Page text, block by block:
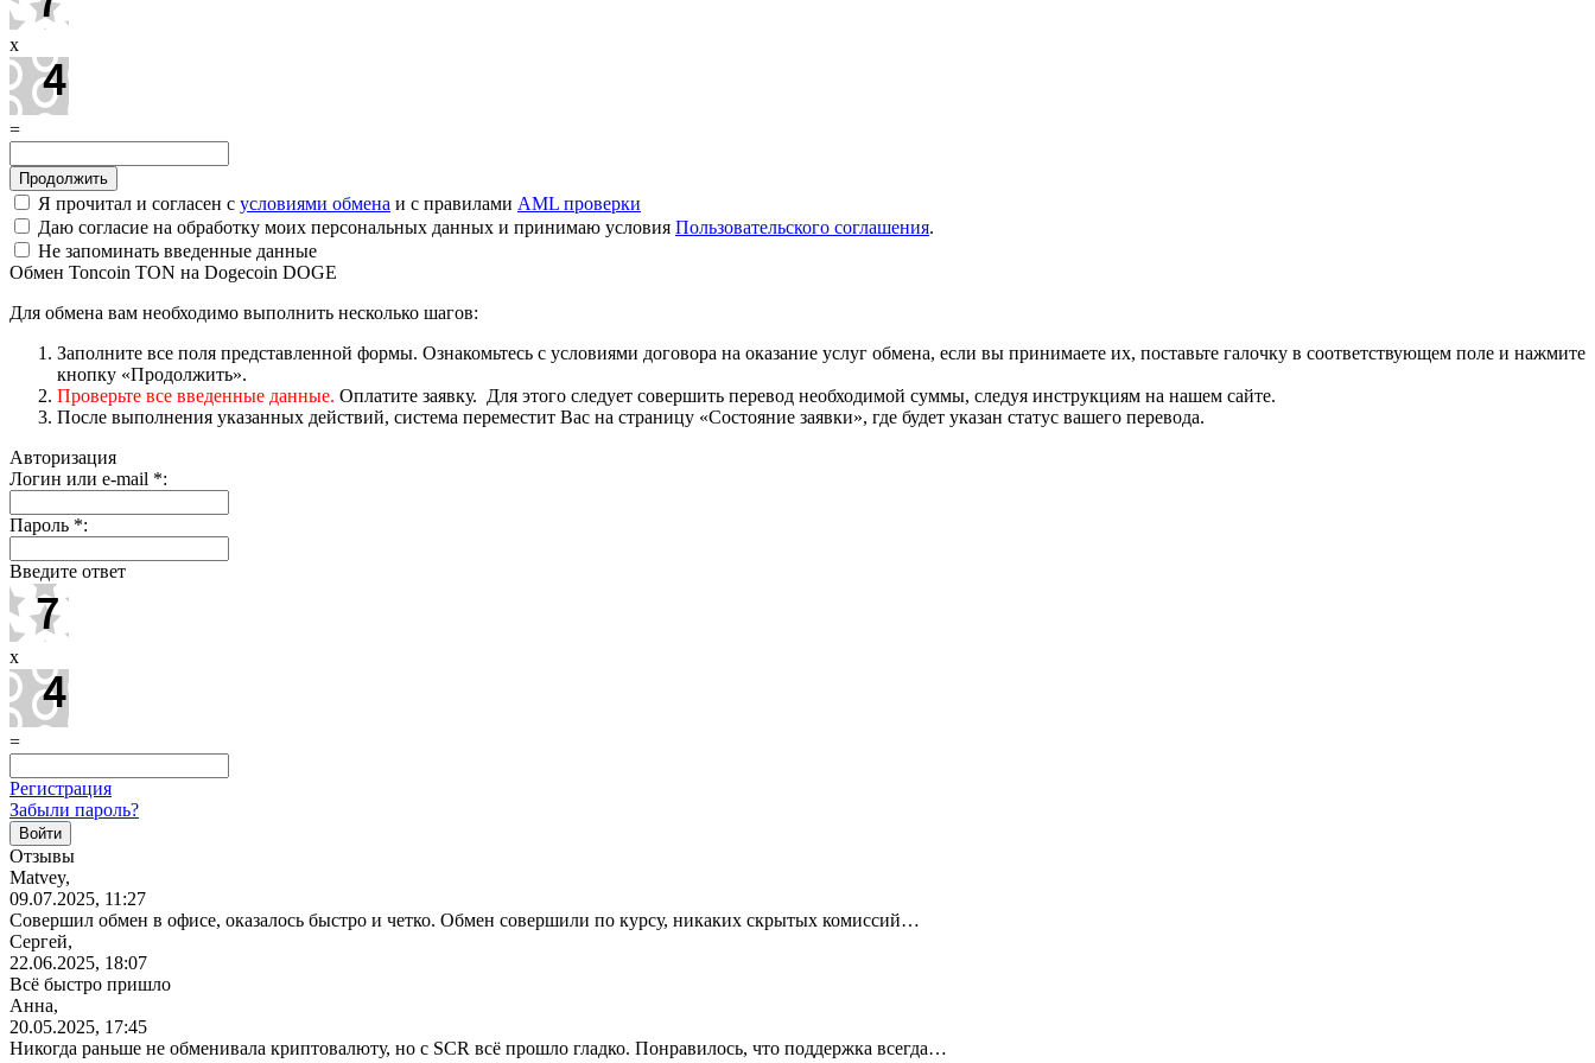
x
=
Я прочитал и согласен с условиями обмена и с правилами AML проверки
Даю согласие на обработку моих персональных данных и принимаю условия Пользовательского соглашения.
Не запоминать введенные данные
Обмен Toncoin TON на Dogecoin DOGE
Для обмена вам необходимо выполнить несколько шагов:
Заполните все поля представленной формы. Ознакомьтесь с условиями договора на оказание услуг обмена, если вы принимаете их, поставьте галочку в соответствующем поле и нажмите
кнопку «Продолжить».
Проверьте все введенные данные. Оплатите заявку. Для этого следует совершить перевод необходимой суммы, следуя инструкциям на нашем сайте.
После выполнения указанных действий, система переместит Вас на страницу «Состояние заявки», где будет указан статус вашего перевода.
Авторизация
Логин или e-mail *:
Пароль *:
Введите ответ
x
=
Регистрация
Забыли пароль?
Отзывы
Matvey,
09.07.2025, 11:27
Совершил обмен в офисе, оказалось быстро и четко. Обмен совершили по курсу, никаких скрытых комиссий…
Сергей,
22.06.2025, 18:07
Всё быстро пришло
Анна,
20.05.2025, 17:45
Никогда раньше не обменивала криптовалюту, но с SCR всё прошло гладко. Понравилось, что поддержка всегда…